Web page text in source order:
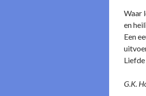
Waar
en
Een
G.K.